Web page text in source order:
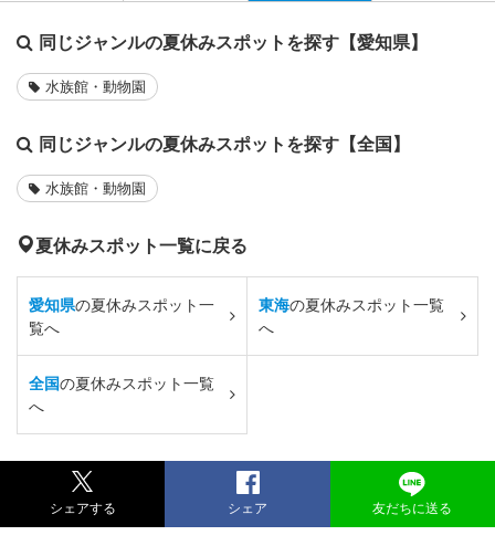
同じジャンルの夏休みスポットを探す【愛知県】
水族館・動物園
同じジャンルの夏休みスポットを探す【全国】
水族館・動物園
夏休みスポット一覧に戻る
愛知県の夏休みスポット一
覧へ
東海の夏休みスポット一覧
へ
全国の夏休みスポット一覧
へ
シェアする シェア 友だちに送る